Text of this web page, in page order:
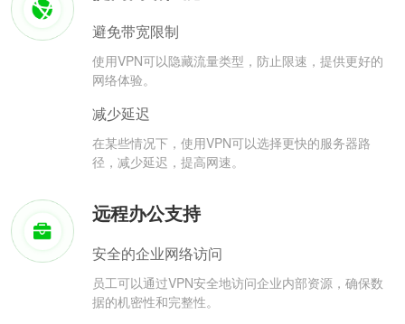
避免带宽限制
使用VPN可以隐藏流量类型，防止限速，提供更好的
网络体验。
减少延迟
在某些情况下，使用VPN可以选择更快的服务器路
径，减少延迟，提高网速。
远程办公支持
安全的企业网络访问
员工可以通过VPN安全地访问企业内部资源，确保数
据的机密性和完整性。